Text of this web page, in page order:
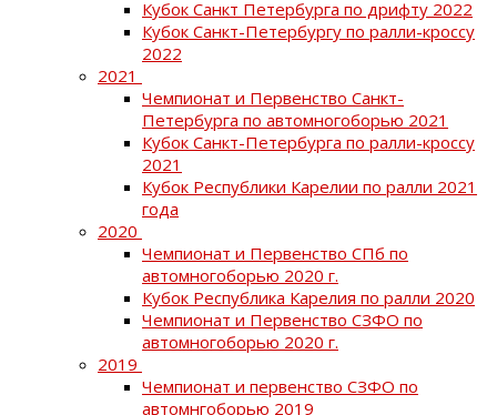
Кубок Санкт Петербурга по дрифту 2022
Кубок Санкт-Петербургу по ралли-кроссу
2022
2021
Чемпионат и Первенство Санкт-
Петербурга по автомногоборью 2021
Кубок Санкт-Петербурга по ралли-кроссу
2021
Кубок Республики Карелии по ралли 2021
года
2020
Чемпионат и Первенство СПб по
автомногоборью 2020 г.
Кубок Республика Карелия по ралли 2020
Чемпионат и Первенство СЗФО по
автомногоборью 2020 г.
2019
Чемпионат и первенство СЗФО по
автомнгоборью 2019